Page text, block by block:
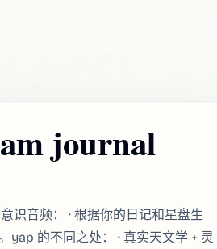
journal
音频： · 根据你的日记和星盘生
yap 的不同之处： · 真实天文学 + 灵